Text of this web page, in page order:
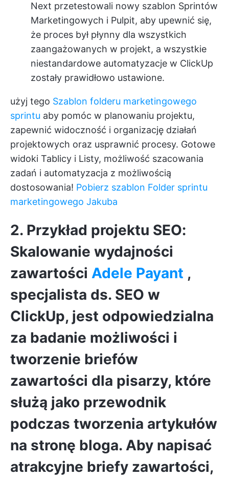
Next przetestowali nowy szablon Sprintów
Marketingowych i Pulpit, aby upewnić się,
że proces był płynny dla wszystkich
zaangażowanych w projekt, a wszystkie
niestandardowe automatyzacje w ClickUp
zostały prawidłowo ustawione.
użyj tego Szablon folderu marketingowego
sprintu aby pomóc w planowaniu projektu,
zapewnić widoczność i organizację działań
projektowych oraz usprawnić procesy. Gotowe
widoki Tablicy i Listy, możliwość szacowania
zadań i automatyzacja z możliwością
dostosowania! Pobierz szablon Folder sprintu
marketingowego Jakuba
2. Przykład projektu SEO:
Skalowanie wydajności
zawartości Adele Payant ,
specjalista ds. SEO w
ClickUp, jest odpowiedzialna
za badanie możliwości i
tworzenie briefów
zawartości dla pisarzy, które
służą jako przewodnik
podczas tworzenia artykułów
na stronę bloga. Aby napisać
atrakcyjne briefy zawartości,